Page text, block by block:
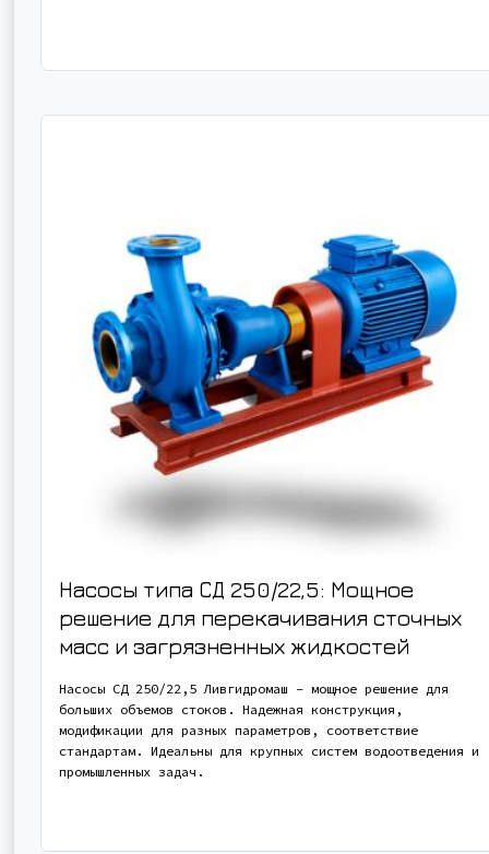
Насосы типа СД 250/22,5: Мощное
решение для перекачивания сточных
масс и загрязненных жидкостей
Насосы СД 250/22,5 Ливгидромаш – мощное решение для
больших объемов стоков. Надежная конструкция,
модификации для разных параметров, соответствие
стандартам. Идеальны для крупных систем водоотведения и
промышленных задач.